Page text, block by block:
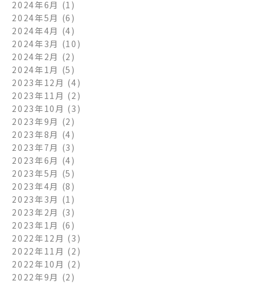
2024年6月 (1)
2024年5月 (6)
2024年4月 (4)
2024年3月 (10)
2024年2月 (2)
2024年1月 (5)
2023年12月 (4)
2023年11月 (2)
2023年10月 (3)
2023年9月 (2)
2023年8月 (4)
2023年7月 (3)
2023年6月 (4)
2023年5月 (5)
2023年4月 (8)
2023年3月 (1)
2023年2月 (3)
2023年1月 (6)
2022年12月 (3)
2022年11月 (2)
2022年10月 (2)
2022年9月 (2)